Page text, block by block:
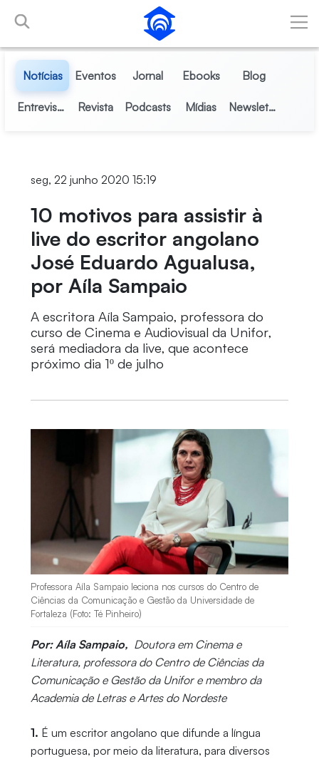
Pular para o Conteúdo principal
Notícias Eventos Jornal Ebooks Blog
Entrevistas Revista Podcasts Mídias Newsletter
seg, 22 junho 2020 15:19
10 motivos para assistir à
live do escritor angolano
José Eduardo Agualusa,
por Aíla Sampaio
A escritora Aíla Sampaio, professora do
curso de Cinema e Audiovisual da Unifor,
será mediadora da live, que acontece
próximo dia 1º de julho
Professora Aíla Sampaio leciona nos cursos do Centro de
Ciências da Comunicação e Gestão da Universidade de
Fortaleza (Foto: Té Pinheiro)
Por: Aíla Sampaio, Doutora em Cinema e
Literatura, professora do Centro de Ciências da
Comunicação e Gestão da Unifor e membro da
Academia de Letras e Artes do Nordeste
1. É um escritor angolano que difunde a língua
portuguesa, por meio da literatura, para diversos